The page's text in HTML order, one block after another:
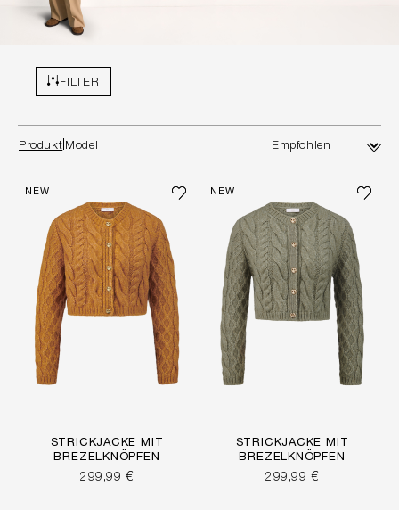
FILTER
Produkt Model
NEW
STRICKJACKE MIT
BREZELKNÖPFEN
299,99 €
NEW
STRICKJACKE MIT
BREZELKNÖPFEN
299,99 €